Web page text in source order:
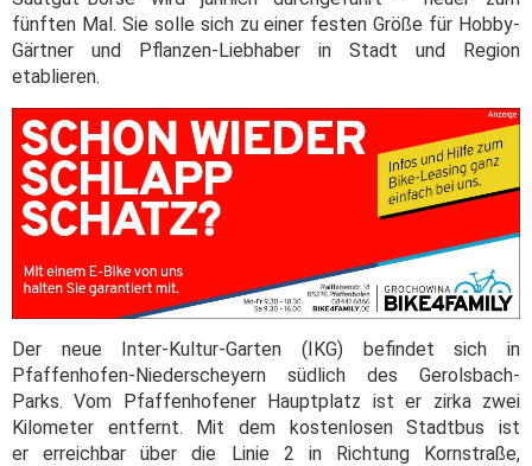
fünften Mal. Sie solle sich zu einer festen Größe für Hobby-
Gärtner und Pflanzen-Liebhaber in Stadt und Region
etablieren.
Der neue Inter-Kultur-Garten (IKG) befindet sich in
Pfaffenhofen-Niederscheyern südlich des Gerolsbach-
Parks. Vom Pfaffenhofener Hauptplatz ist er zirka zwei
Kilometer entfernt. Mit dem kostenlosen Stadtbus ist
er erreichbar über die Linie 2 in Richtung Kornstraße,